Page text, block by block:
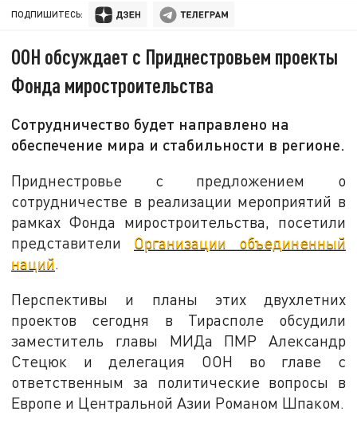
ПОДПИШИТЕСЬ:
ООН обсуждает с Приднестровьем проекты
Фонда миростроительства
Сотрудничество будет направлено на
обеспечение мира и стабильности в регионе.
Приднестровье с предложением о
сотрудничестве в реализации мероприятий в
рамках Фонда миростроительства, посетили
представители Организации объединенный
наций.
Перспективы и планы этих двухлетних
проектов сегодня в Тирасполе обсудили
заместитель главы МИДа ПМР Александр
Стецюк и делегация ООН во главе с
ответственным за политические вопросы в
Европе и Центральной Азии Романом Шпаком.